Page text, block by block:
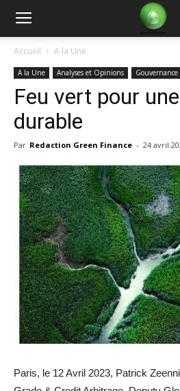
Green
Finance
Accueil A la Une
A la Une Analyses et Opinions Gouvernance
Feu vert pour
durable
Par Redaction Green Finance - 24 avril
Paris, le 12 Avril 2023, Patrick